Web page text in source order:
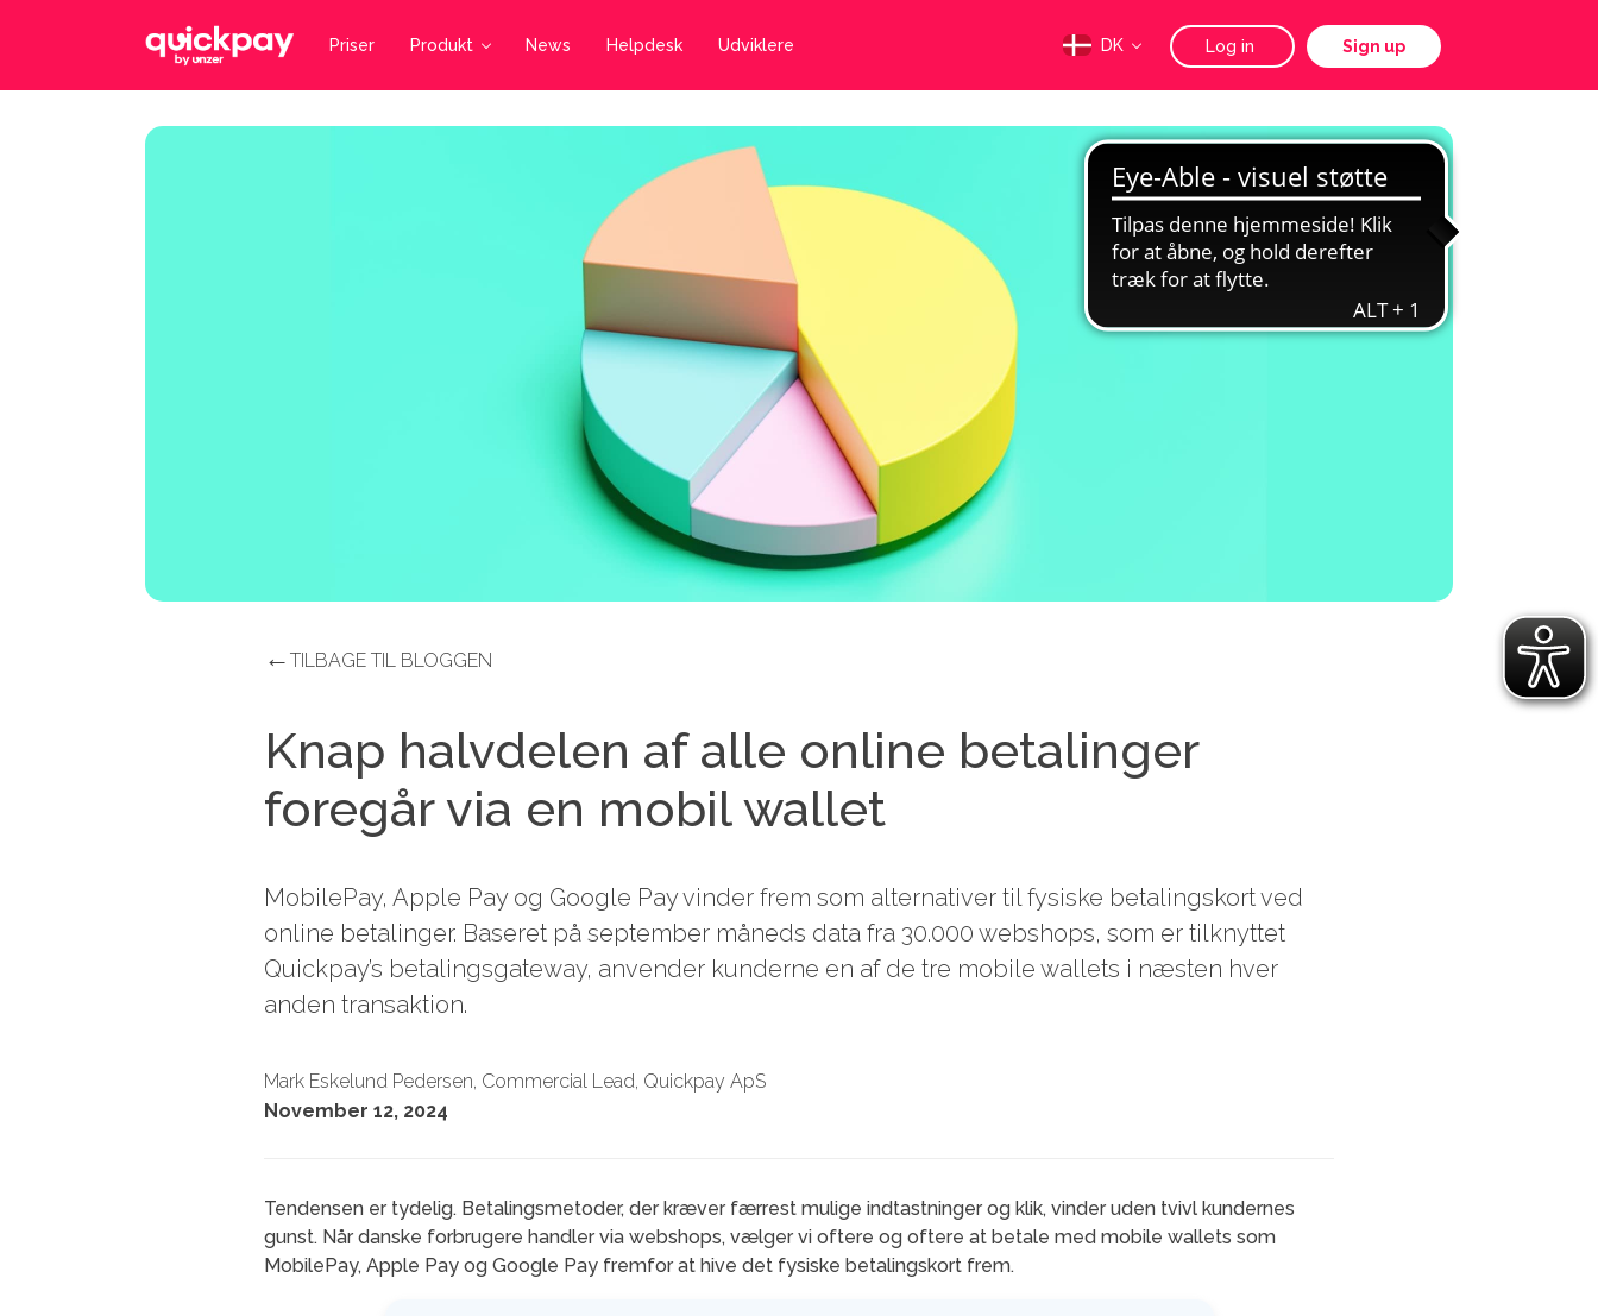
Priser Produkt News Helpdesk Udviklere DK Log in Sign up
← TILBAGE TIL BLOGGEN
Knap halvdelen af alle online betalinger
foregår via en mobil wallet
MobilePay, Apple Pay og Google Pay vinder frem som alternativer til fysiske betalingskort ved
online betalinger. Baseret på september måneds data fra 30.000 webshops, som er tilknyttet
Quickpay’s betalingsgateway, anvender kunderne en af de tre mobile wallets i næsten hver
anden transaktion.
Mark Eskelund Pedersen, Commercial Lead, Quickpay ApS
November 12, 2024
Tendensen er tydelig. Betalingsmetoder, der kræver færrest mulige indtastninger og klik, vinder uden tvivl kundernes
gunst. Når danske forbrugere handler via webshops, vælger vi oftere og oftere at betale med mobile wallets som
MobilePay, Apple Pay og Google Pay fremfor at hive det fysiske betalingskort frem.